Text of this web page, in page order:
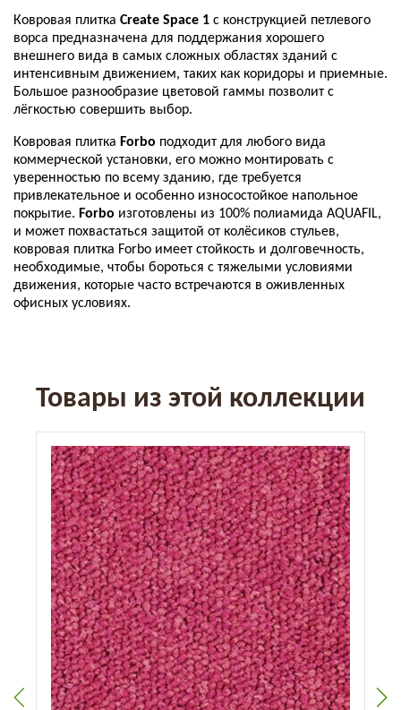
Ковровая плитка Create Space 1 с конструкцией петлевого
ворса предназначена для поддержания хорошего
внешнего вида в самых сложных областях зданий с
интенсивным движением, таких как коридоры и приемные.
Большое разнообразие цветовой гаммы позволит с
лёгкостью совершить выбор.
Ковровая плитка Forbo подходит для любого вида
коммерческой установки, его можно монтировать с
уверенностью по всему зданию, где требуется
привлекательное и особенно износостойкое напольное
покрытие. Forbo изготовлены из 100% полиамида AQUAFIL,
и может похвастаться защитой от колёсиков стульев,
ковровая плитка Forbo имеет стойкость и долговечность,
необходимые, чтобы бороться с тяжелыми условиями
движения, которые часто встречаются в оживленных
офисных условиях.
Товары из этой коллекции